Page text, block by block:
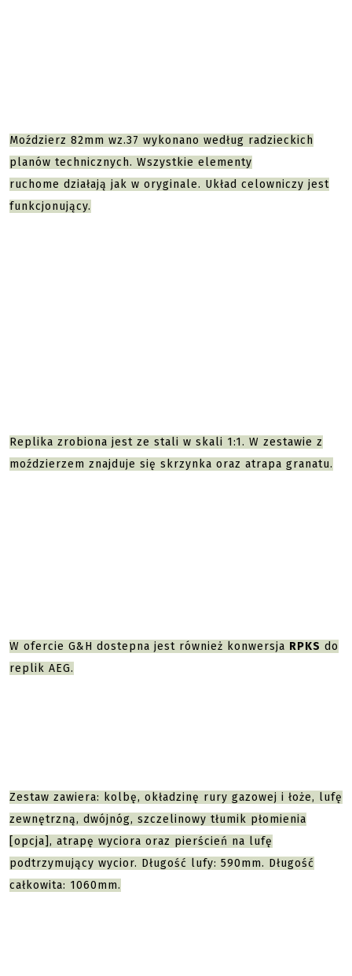
Moździerz 82mm wz.37 wykonano według radzieckich
planów technicznych. Wszystkie elementy
ruchome działają jak w oryginale. Układ celowniczy jest
funkcjonujący.
Replika zrobiona jest ze stali w skali 1:1. W zestawie z
moździerzem znajduje się skrzynka oraz atrapa granatu.
W ofercie G&H dostepna jest również konwersja RPKS do
replik AEG.
Zestaw zawiera: kolbę, okładzinę rury gazowej i łoże, lufę
zewnętrzną, dwójnóg, szczelinowy tłumik płomienia
[opcja], atrapę wyciora oraz pierścień na lufę
podtrzymujący wycior. Długość lufy: 590mm. Długość
całkowita: 1060mm.